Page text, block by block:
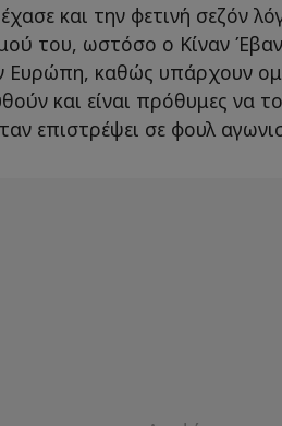
και την φετινή σεζόν
του, ωστόσο ο Κίναν
Ευρώπη, καθώς υπάρχουν
και είναι πρόθυμες να
επιστρέψει σε φουλ